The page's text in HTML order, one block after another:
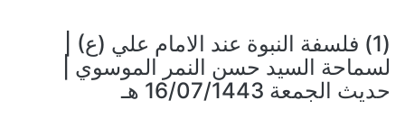
(1) فلسفة النبوة عند الامام علي (ع) |
لسماحة السيد حسن النمر الموسوي |
حديث الجمعة 16/07/1443 هـ